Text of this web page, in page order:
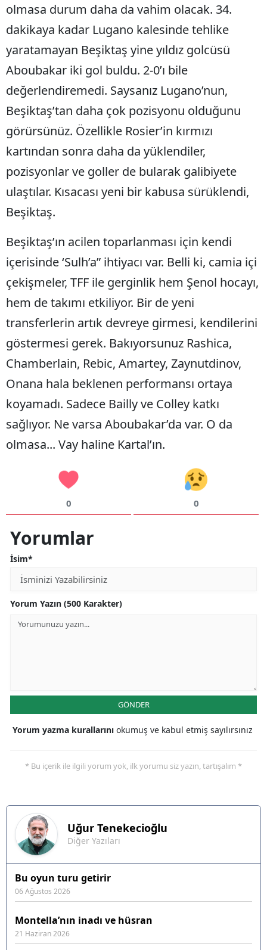
olmasa durum daha da vahim olacak. 34.
dakikaya kadar Lugano kalesinde tehlike
yaratamayan Beşiktaş yine yıldız golcüsü
Aboubakar iki gol buldu. 2-0’ı bile
değerlendiremedi. Saysanız Lugano’nun,
Beşiktaş’tan daha çok pozisyonu olduğunu
görürsünüz. Özellikle Rosier’in kırmızı
kartından sonra daha da yüklendiler,
pozisyonlar ve goller de bularak galibiyete
ulaştılar. Kısacası yeni bir kabusa sürüklendi,
Beşiktaş.
Beşiktaş’ın acilen toparlanması için kendi
içerisinde ‘Sulh’a” ihtiyacı var. Belli ki, camia içi
çekişmeler, TFF ile gerginlik hem Şenol hocayı,
hem de takımı etkiliyor. Bir de yeni
transferlerin artık devreye girmesi, kendilerini
göstermesi gerek. Bakıyorsunuz Rashica,
Chamberlain, Rebic, Amartey, Zaynutdinov,
Onana hala beklenen performansı ortaya
koyamadı. Sadece Bailly ve Colley katkı
sağlıyor. Ne varsa Aboubakar’da var. O da
olmasa... Vay haline Kartal’ın.
0 0
Yorumlar
İsim*
Yorum Yazın (500 Karakter)
GÖNDER
Yorum yazma kurallarını okumuş ve kabul etmiş sayılırsınız
* Bu içerik ile ilgili yorum yok, ilk yorumu siz yazın, tartışalım *
Uğur Tenekecioğlu
Diğer Yazıları
Bu oyun turu getirir
06 Ağustos 2026
Montella’nın inadı ve hüsran
21 Haziran 2026